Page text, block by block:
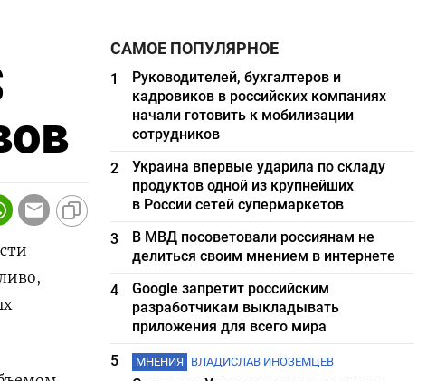
САМОЕ ПОПУЛЯРНОЕ
1
Руководителей, бухгалтеров и
кадровиков в российских компаниях
начали готовить к мобилизации
сотрудников
2
Украина впервые ударила по складу
продуктов одной из крупнейших
в России сетей супермаркетов
3
В МВД посоветовали россиянам не
делиться своим мнением в интернете
4
Google запретит российским
разработчикам выкладывать
приложения для всего мира
5
МНЕНИЯ ВЛАДИСЛАВ ИНОЗЕМЦЕВ